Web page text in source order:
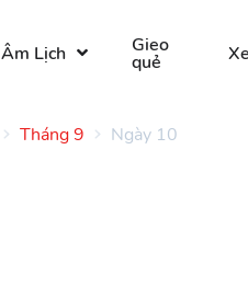
Âm Lịch Gieo
quẻ
Tháng 9 Ngày 10